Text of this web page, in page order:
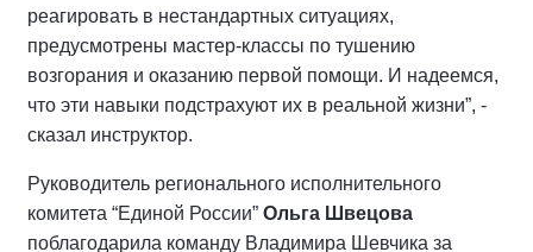
реагировать в нестандартных ситуациях,
предусмотрены мастер-классы по тушению
возгорания и оказанию первой помощи. И надеемся,
что эти навыки подстрахуют их в реальной жизни”, -
сказал инструктор.
Руководитель регионального исполнительного
комитета “Единой России” Ольга Швецова
поблагодарила команду Владимира Шевчика за